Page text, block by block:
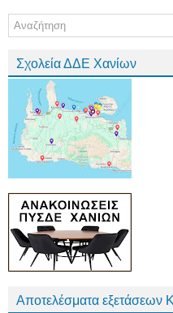
Σχολεία ΔΔΕ Χανίων
Αποτελέσματα εξετάσεων